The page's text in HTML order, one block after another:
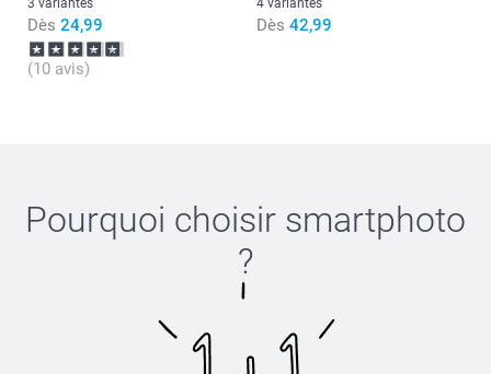
3 variantes
Dès 24,99
(10 avis)
4 variantes
Dès 42,99
Pourquoi choisir smartphoto
?